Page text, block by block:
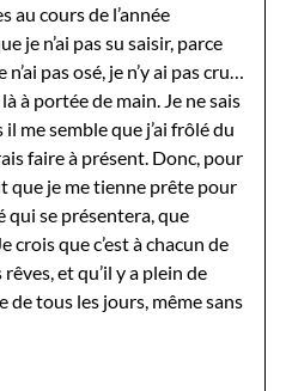
au cours de l’année
je n’ai pas su saisir, parce
pas osé, je n’y ai pas cru…
à portée de main. Je ne sais
il me semble que j’ai frôlé du
faire à présent. Donc, pour
que je me tienne prête pour
se présentera, que
crois que c’est à chacun de
et qu’il y a plein de
de tous les jours, même sans